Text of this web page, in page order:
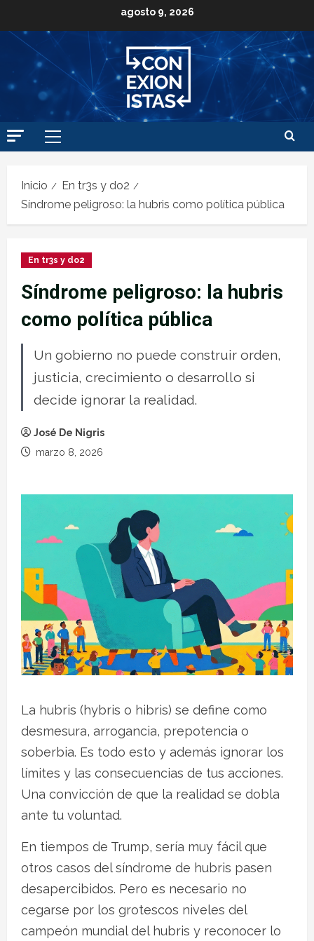
agosto 9, 2026
Inicio
En tr3s y do2
Síndrome peligroso: la hubris como política pública
En tr3s y do2
Síndrome peligroso: la hubris
como política pública
Un gobierno no puede construir orden,
justicia, crecimiento o desarrollo si
decide ignorar la realidad.
José De Nigris
marzo 8, 2026
La hubris (hybris o hibris) se define como
desmesura, arrogancia, prepotencia o
soberbia. Es todo esto y además ignorar los
límites y las consecuencias de tus acciones.
Una convicción de que la realidad se dobla
ante tu voluntad.
En tiempos de Trump, sería muy fácil que
otros casos del síndrome de hubris pasen
desapercibidos. Pero es necesario no
cegarse por los grotescos niveles del
campeón mundial del hubris y reconocer lo